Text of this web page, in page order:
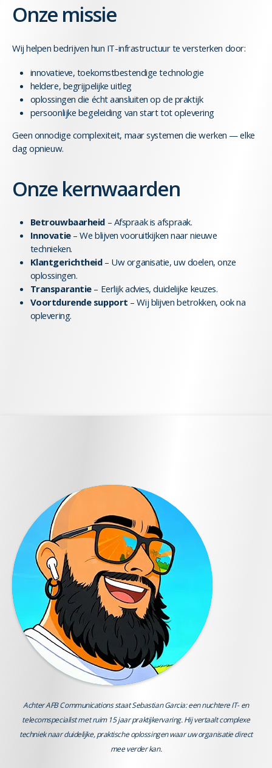
Onze missie
Wij helpen bedrijven hun IT-infrastructuur te versterken door:
innovatieve, toekomstbestendige technologie
heldere, begrijpelijke uitleg
oplossingen die écht aansluiten op de praktijk
persoonlijke begeleiding van start tot oplevering
Geen onnodige complexiteit, maar systemen die werken — elke
dag opnieuw.
Onze kernwaarden
Betrouwbaarheid – Afspraak is afspraak.
Innovatie– We blijven vooruitkijken naar nieuwe
technieken.
Klantgerichtheid– Uw organisatie, uw doelen, onze
oplossingen.
Transparantie– Eerlijk advies, duidelijke keuzes.
Voortdurende support – Wij blijven betrokken, ook na
oplevering.
Achter AFB Communications staat Sebastian Garcia: een nuchtere IT- en
telecomspecialist met ruim 15 jaar praktijkervaring. Hij vertaalt complexe
techniek naar duidelijke, praktische oplossingen waar uw organisatie direct
mee verder kan.